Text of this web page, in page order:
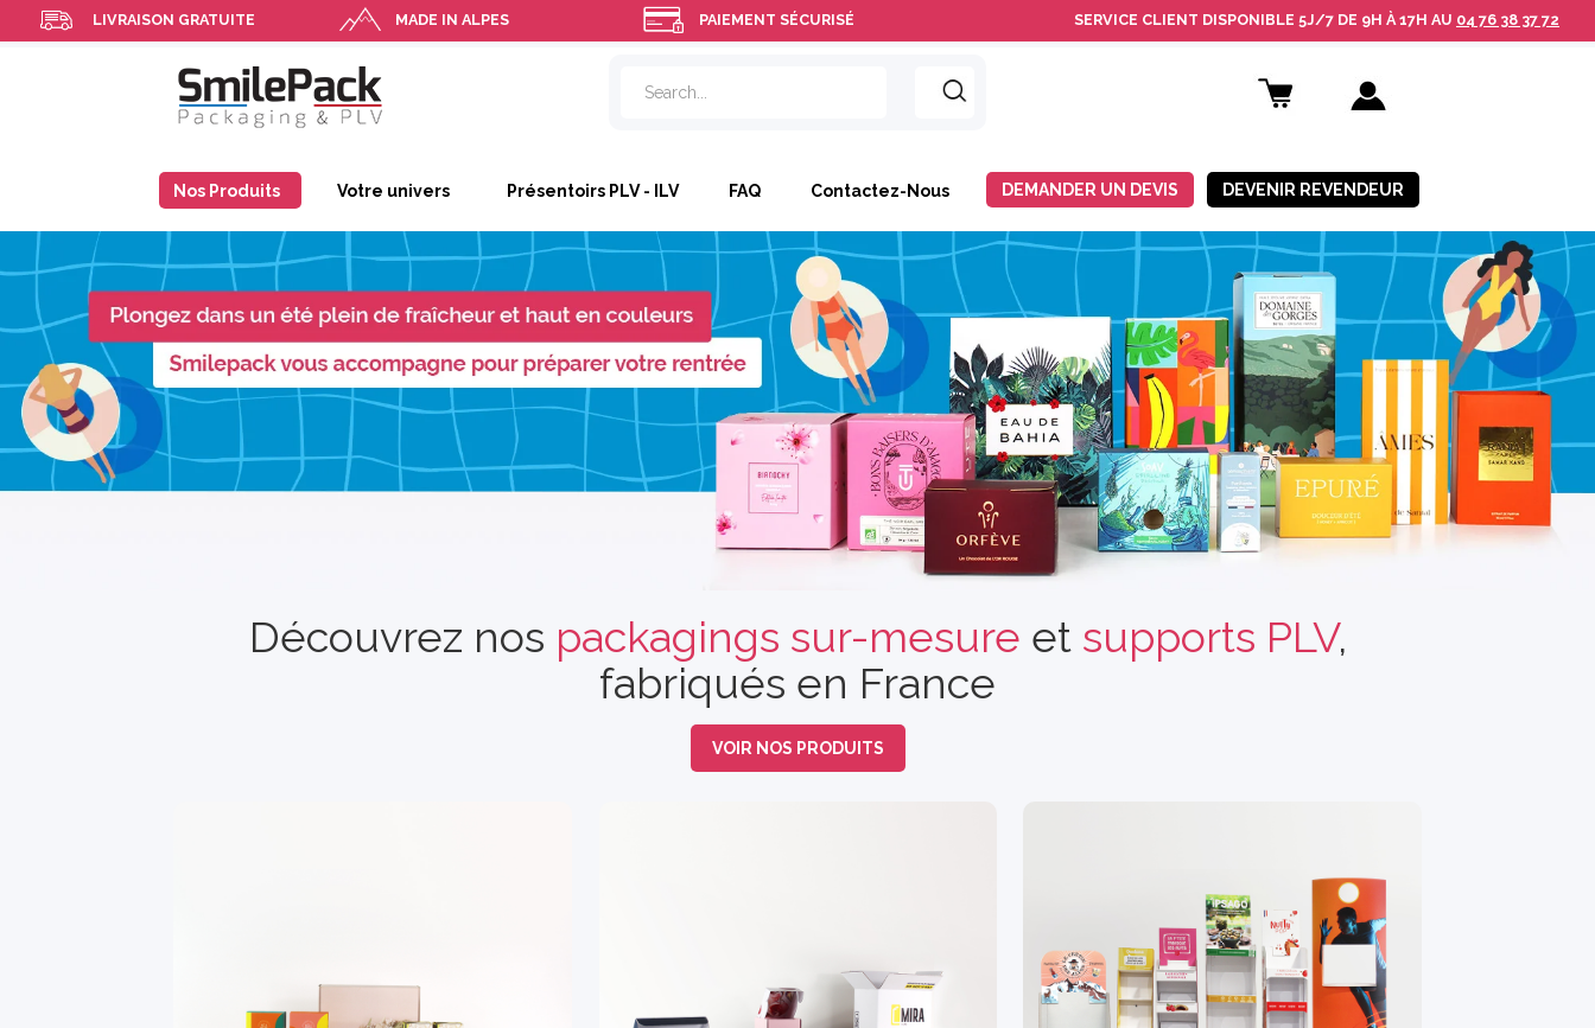
LIVRAISON GRATUITE MADE IN ALPES PAIEMENT SÉCURISÉ SERVICE CLIENT DISPONIBLE 5J/7 DE 9H À 17H AU 04 76 38 37 72
DEMANDER UN DEVIS DEVENIR REVENDEUR
Nos Produits Votre univers Présentoirs PLV - ILV FAQ Contactez-Nous
Découvrez nos packagings sur-mesure et supports PLV,
fabriqués en France
VOIR NOS PRODUITS